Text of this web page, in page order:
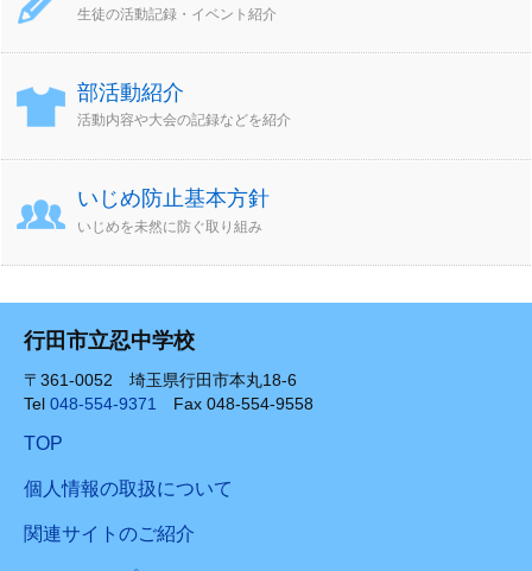
生徒の活動記録・イベント紹介
部活動紹介
活動内容や大会の記録などを紹介
いじめ防止基本方針
いじめを未然に防ぐ取り組み
行田市立忍中学校
〒361-0052 埼玉県行田市本丸18-6
Tel 048-554-9371 Fax 048-554-9558
TOP
個人情報の取扱について
関連サイトのご紹介